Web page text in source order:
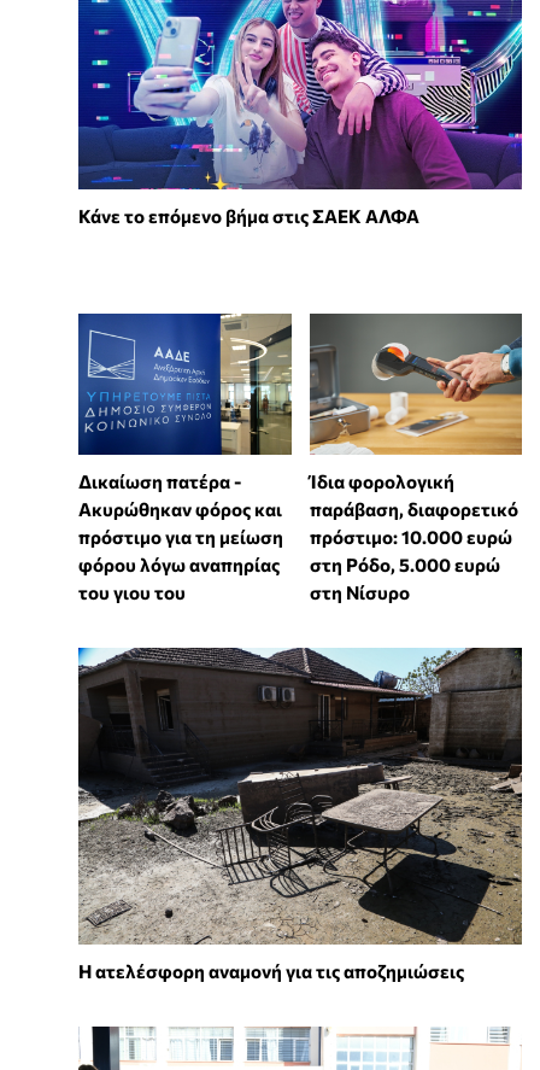
Κάνε το επόμενο βήμα στις ΣΑΕΚ ΑΛΦΑ
Δικαίωση πατέρα -
Ακυρώθηκαν φόρος και
πρόστιμο για τη μείωση
φόρου λόγω αναπηρίας
του γιου του
Ίδια φορολογική
παράβαση, διαφορετικό
πρόστιμο: 10.000 ευρώ
στη Ρόδο, 5.000 ευρώ
στη Νίσυρο
Η ατελέσφορη αναμονή για τις αποζημιώσεις